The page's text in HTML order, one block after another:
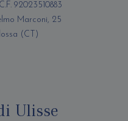
92023510883
Marconi, 25
(CT)
Ulisse